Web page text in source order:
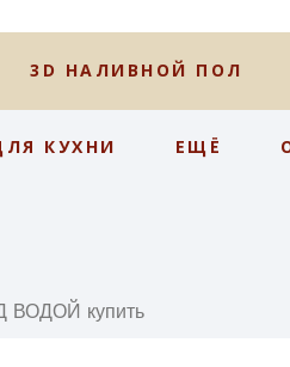
3D НАЛИВНОЙ ПОЛ
КУХНИ ЕЩЁ
ВОДОЙ купить